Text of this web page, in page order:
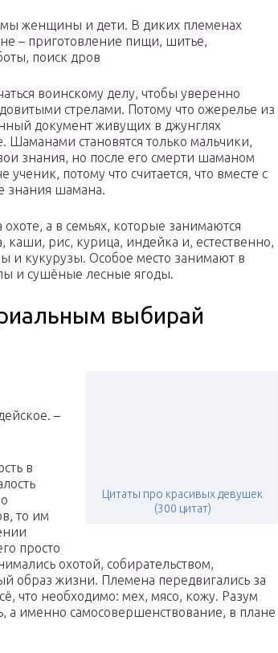
женщины и дети. В диких племенах
– приготовление пищи, шитье,
поиск дров
воинскому делу, чтобы уверенно
стрелами. Потому что ожерелье из
документ живущих в джунглях
становятся только мальчики,
знания, но после его смерти шаманом
потому что считается, что вместе с
знания шамана.
а в семьях, которые занимаются
рис, курица, индейка и, естественно,
кукурузы. Особое место занимают в
и сушёные лесные ягоды.
выбирай
Цитаты про красивых девушек
(300 цитат)
–
в
то им
просто
охотой, собирательством,
образ жизни. Племена передвигались за
что необходимо: мех, мясо, кожу. Разум
а именно самосовершенствование, в плане